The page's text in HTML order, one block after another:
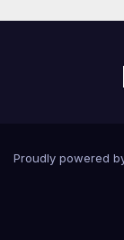
Proudly powered